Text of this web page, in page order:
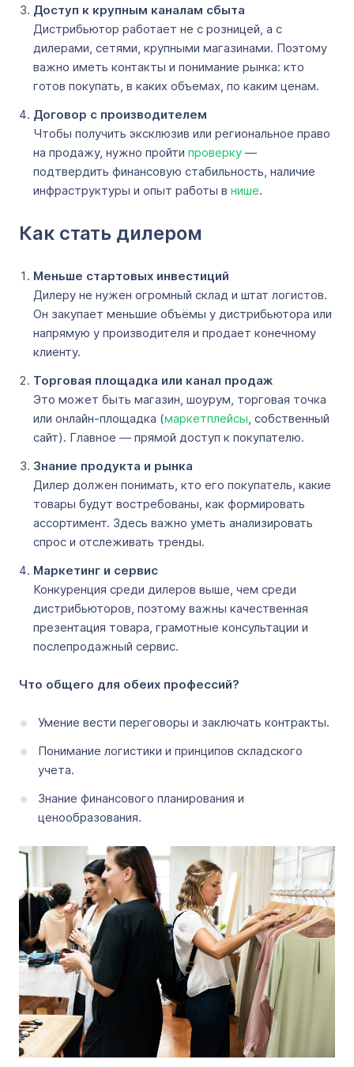
Доступ к крупным каналам сбыта
Дистрибьютор работает не с розницей, а с
дилерами, сетями, крупными магазинами. Поэтому
важно иметь контакты и понимание рынка: кто
готов покупать, в каких объемах, по каким ценам.
Договор с производителем
Чтобы получить эксклюзив или региональное право
на продажу, нужно пройти проверку —
подтвердить финансовую стабильность, наличие
инфраструктуры и опыт работы в нише.
Как стать дилером
Меньше стартовых инвестиций
Дилеру не нужен огромный склад и штат логистов.
Он закупает меньшие объёмы у дистрибьютора или
напрямую у производителя и продает конечному
клиенту.
Торговая площадка или канал продаж
Это может быть магазин, шоурум, торговая точка
или онлайн-площадка (маркетплейсы, собственный
сайт). Главное — прямой доступ к покупателю.
Знание продукта и рынка
Дилер должен понимать, кто его покупатель, какие
товары будут востребованы, как формировать
ассортимент. Здесь важно уметь анализировать
спрос и отслеживать тренды.
Маркетинг и сервис
Конкуренция среди дилеров выше, чем среди
дистрибьюторов, поэтому важны качественная
презентация товара, грамотные консультации и
послепродажный сервис.
Что общего для обеих профессий?
Умение вести переговоры и заключать контракты.
Понимание логистики и принципов складского
учета.
Знание финансового планирования и
ценообразования.